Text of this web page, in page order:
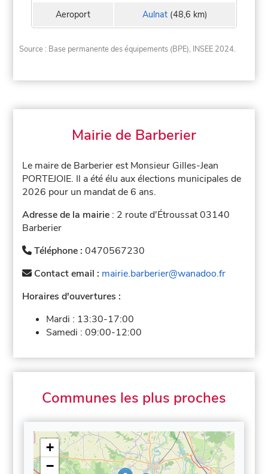
Aeroport Aulnat(48,6 km)
Source : Base permanente des équipements (BPE), INSEE 2024.
Mairie de Barberier
Le maire de Barberier est Monsieur Gilles-Jean
PORTEJOIE. Il a été élu aux élections municipales de
2026 pour un mandat de 6 ans.
Adresse de la mairie : 2 route d'Étroussat 03140
Barberier
Téléphone :0470567230
Contact email : mairie.barberier@wanadoo.fr
Horaires d'ouvertures :
Mardi : 13:30-17:00
Samedi :09:00-12:00
Communes les plus proches
+
−